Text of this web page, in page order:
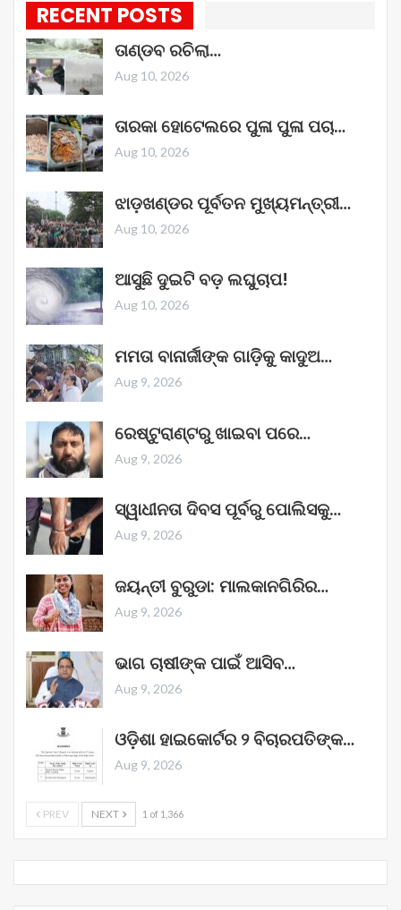
RECENT POSTS
ତାଣ୍ଡବ ରଚିଲା…
Aug 10, 2026
ତାରକା ହୋଟେଲରେ ପୁଳା ପୁଳା ପଚା…
Aug 10, 2026
ଝାଡ଼ଖଣ୍ଡର ପୂର୍ବତନ ମୁଖ୍ୟମନ୍ତ୍ରୀ…
Aug 10, 2026
ଆସୁଛି ଦୁଇଟି ବଡ଼ ଲଘୁଚାପ!
Aug 10, 2026
ମମତା ବାନାର୍ଜୀଙ୍କ ଗାଡ଼ିକୁ କାଦୁଅ…
Aug 9, 2026
ରେଷ୍ଟୁରାଣ୍ଟରୁ ଖାଇବା ପରେ…
Aug 9, 2026
ସ୍ୱାଧୀନତା ଦିବସ ପୂର୍ବରୁ ପୋଲିସକୁ…
Aug 9, 2026
ଜୟନ୍ତୀ ବୁରୁଡା: ମାଲକାନଗିରିର…
Aug 9, 2026
ଭାଗ ଚାଷୀଙ୍କ ପାଇଁ ଆସିବ…
Aug 9, 2026
ଓଡ଼ିଶା ହାଇକୋର୍ଟର ୨ ବିଚାରପତିଙ୍କ…
Aug 9, 2026
PREV NEXT 1 of 1,366